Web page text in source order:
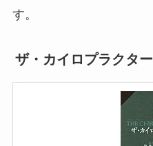
す。
ザ・カイロプラクター